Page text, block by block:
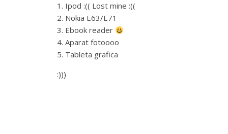
1. Ipod :(( Lost mine :((
2. Nokia E63/E71
3. Ebook reader
4. Aparat fotoooo
5. Tableta grafica
:)))